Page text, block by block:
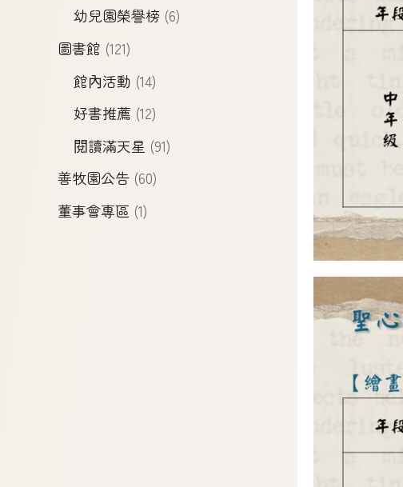
幼兒園榮譽榜 (6)
圖書館 (121)
館內活動 (14)
好書推薦 (12)
閱讀滿天星 (91)
善牧園公告 (60)
董事會專區 (1)